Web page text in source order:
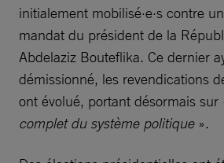
initialement mobilisé·e·s contre
mandat du président de la
Abdelaziz Bouteflika. Ce dernier
démissionné, les revendications
ont évolué, portant désormais sur
complet du système politique ».